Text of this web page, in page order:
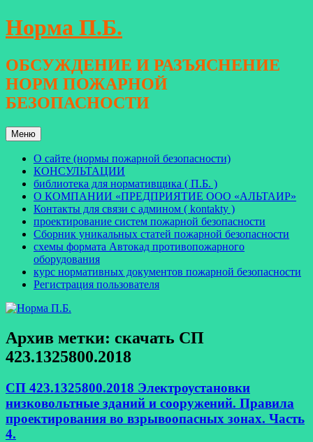
Перейти
к
Норма П.Б.
ОБСУЖДЕНИЕ И РАЗЪЯСНЕНИЕ
НОРМ ПОЖАРНОЙ
БЕЗОПАСНОСТИ
Меню
О сайте (нормы пожарной безопасности)
КОНСУЛЬТАЦИИ
библиотека для нормативщика ( П.Б. )
О КОМПАНИИ «ПРЕДПРИЯТИЕ ООО «АЛЬТАИР»
Контакты для связи с админом ( kontakty )
проектирование систем пожарной безопасности
Сборник уникальных статей пожарной безопасности
схемы формата Автокад противопожарного
оборудования
курс нормативных документов пожарной безопасности
Регистрация пользователя
Архив метки: скачать СП
423.1325800.2018
СП 423.1325800.2018 Электроустановки
низковольтные зданий и сооружений. Правила
проектирования во взрывоопасных зонах. Часть
4.